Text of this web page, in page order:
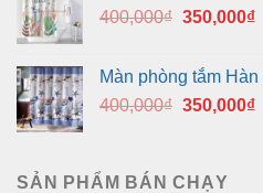
400,000₫ Giá
400,000₫.
350,000₫
Màn phòng tắm
400,000₫ Giá
400,000₫.
350,000₫
SẢN PHẨM BÁN CHẠY